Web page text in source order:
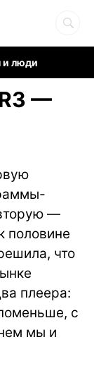
и люди
—
—
половине
что
плеера:
с
мы и